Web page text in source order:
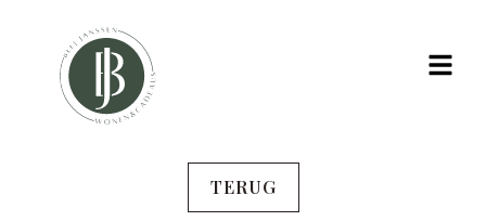
TERUG